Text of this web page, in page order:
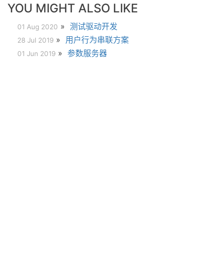
YOU MIGHT ALSO LIKE
01 Aug 2020 » 测试驱动开发
28 Jul 2019 » 用户行为串联方案
01 Jun 2019 » 参数服务器